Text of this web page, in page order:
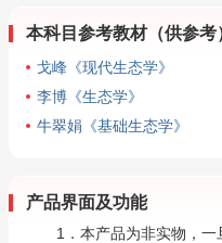
本科目参考教材（供参考
戈峰《现代生态学》
李博《生态学》
牛翠娟《基础生态学》
产品界面及功能
1．本产品为非实物，一